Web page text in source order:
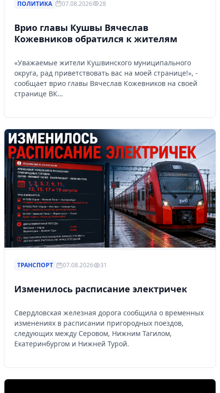
ПОЛИТИКА 07.08.2026 28
Врио главы Кушвы Вячеслав
Кожевников обратился к жителям
«Уважаемые жители Кушвинского муниципального
округа, рад приветствовать вас на моей странице!», -
сообщает врио главы Вячеслав Кожевников на своей
странице ВК…
ТРАНСПОРТ 07.08.2026 31
Изменилось расписание электричек
Свердловская железная дорога сообщила о временных
изменениях в расписании пригородных поездов,
следующих между Серовом, Нижним Тагилом,
Екатеринбургом и Нижней Турой.